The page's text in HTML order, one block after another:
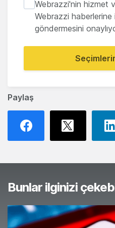
Paylaş
Webrazzi'nin hizmet
Webrazzi
göndermesini
Bunlar ilginizi